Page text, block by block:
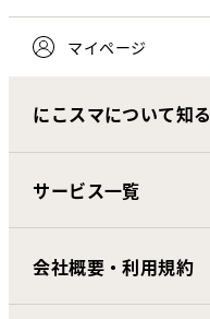
マイページ
にこスマについて知る
サービス一覧
会社概要・利用規約